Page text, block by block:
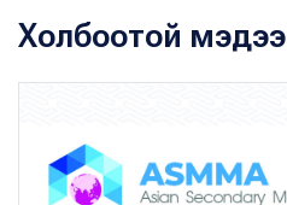
Холбоотой мэдээ